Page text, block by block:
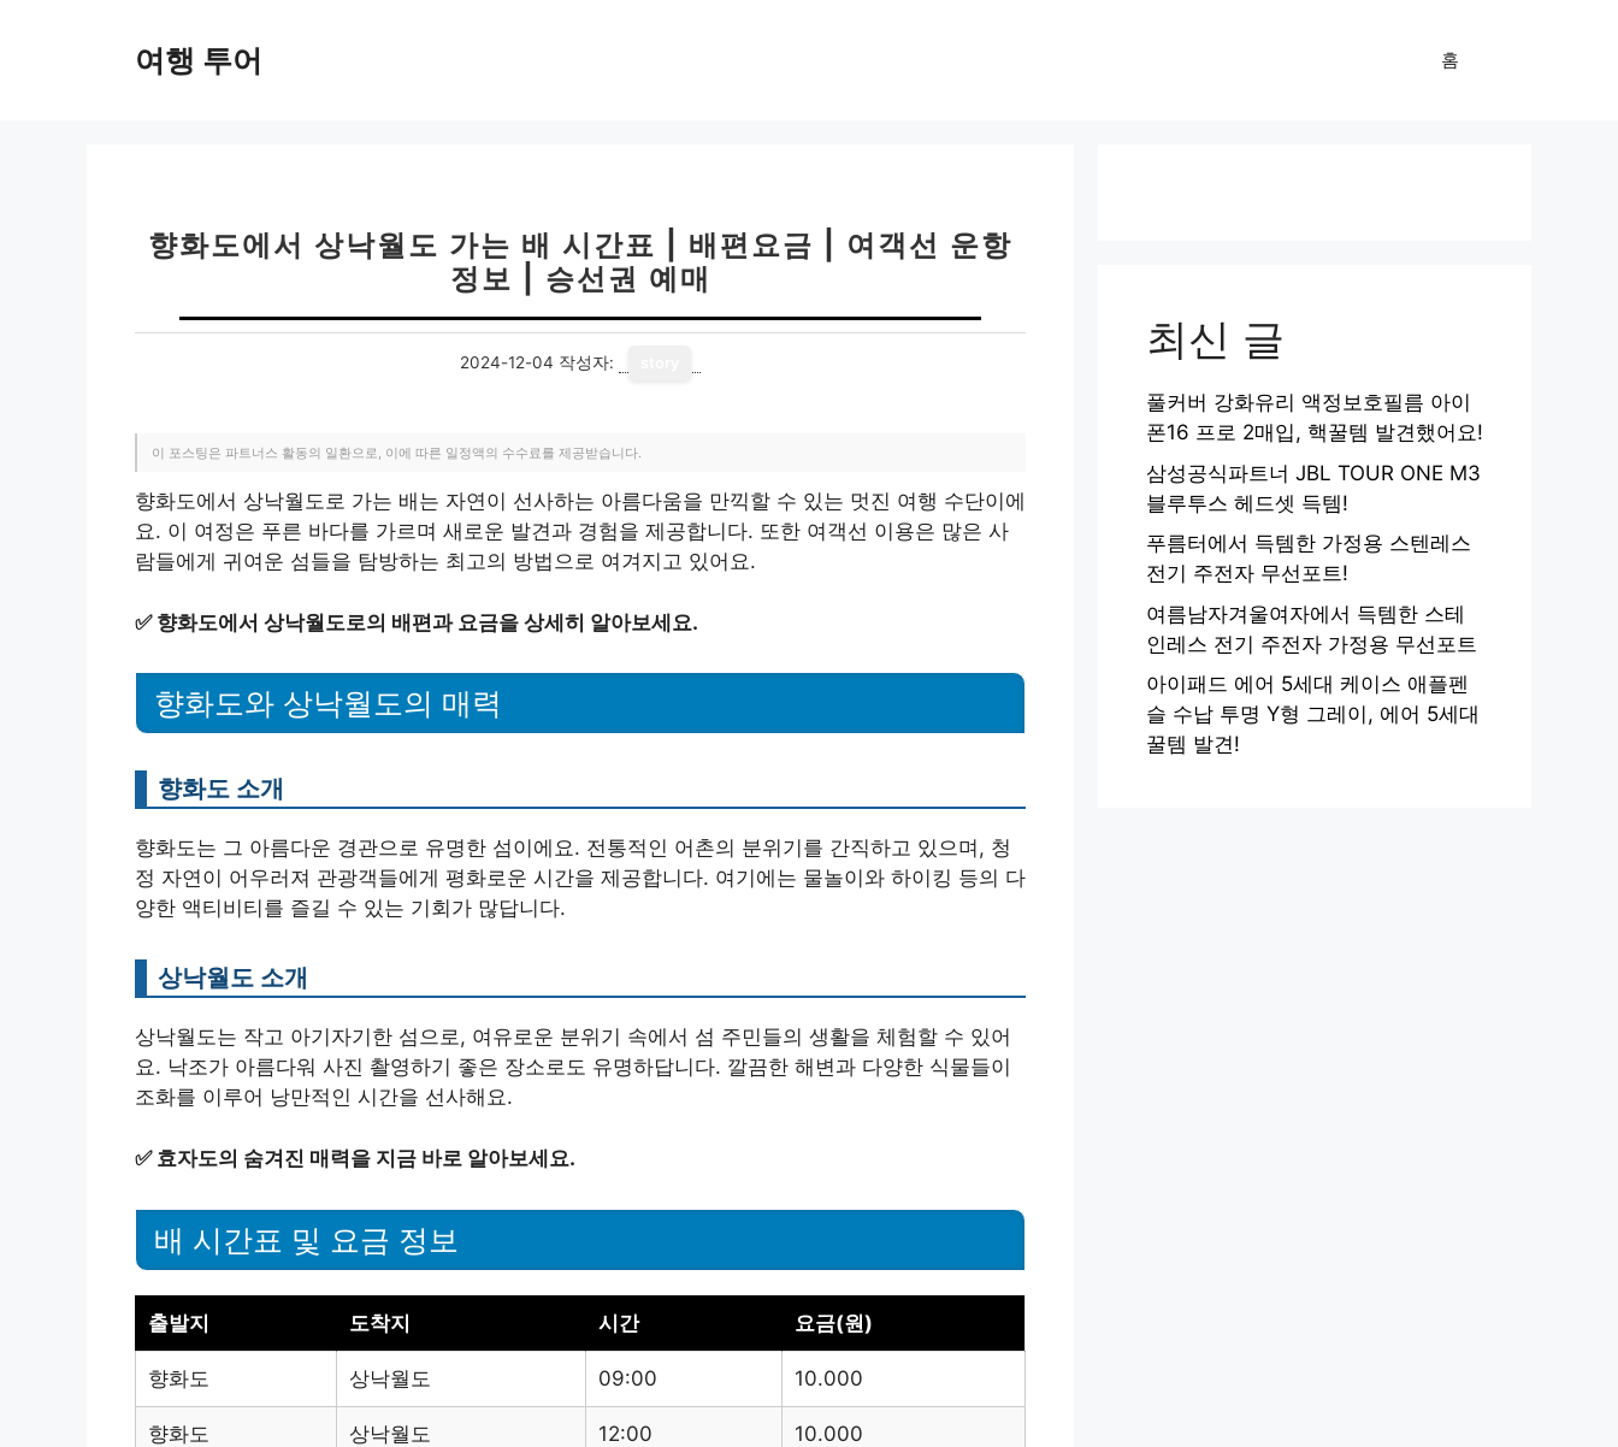
여행 투어 홈
향화도에서 상낙월도 가는 배 시간표 | 배편요금 | 여객선 운항
정보 | 승선권 예매
2024-12-04 작성자:
이 포스팅은 파트너스 활동의 일환으로, 이에 따른 일정액의 수수료를 제공받습니다.
향화도에서 상낙월도로 가는 배는 자연이 선사하는 아름다움을 만끽할 수 있는 멋진 여행 수단이에
요. 이 여정은 푸른 바다를 가르며 새로운 발견과 경험을 제공합니다. 또한 여객선 이용은 많은 사
람들에게 귀여운 섬들을 탐방하는 최고의 방법으로 여겨지고 있어요.
✅ 향화도에서 상낙월도로의 배편과 요금을 상세히 알아보세요.
향화도와 상낙월도의 매력
향화도 소개
향화도는 그 아름다운 경관으로 유명한 섬이에요. 전통적인 어촌의 분위기를 간직하고 있으며, 청
정 자연이 어우러져 관광객들에게 평화로운 시간을 제공합니다. 여기에는 물놀이와 하이킹 등의 다
양한 액티비티를 즐길 수 있는 기회가 많답니다.
상낙월도 소개
상낙월도는 작고 아기자기한 섬으로, 여유로운 분위기 속에서 섬 주민들의 생활을 체험할 수 있어
요. 낙조가 아름다워 사진 촬영하기 좋은 장소로도 유명하답니다. 깔끔한 해변과 다양한 식물들이
조화를 이루어 낭만적인 시간을 선사해요.
✅ 효자도의 숨겨진 매력을 지금 바로 알아보세요.
배 시간표 및 요금 정보
출발지 도착지 시간 요금(원)
향화도 상낙월도 09:00 10.000
향화도 상낙월도 12:00 10.000
최신 글
풀커버 강화유리 액정보호필름 아이
폰16 프로 2매입, 핵꿀템 발견했어요!
삼성공식파트너 JBL TOUR ONE M3
블루투스 헤드셋 득템!
푸름터에서 득템한 가정용 스텐레스
전기 주전자 무선포트!
여름남자겨울여자에서 득템한 스테
인레스 전기 주전자 가정용 무선포트
아이패드 에어 5세대 케이스 애플펜
슬 수납 투명 Y형 그레이, 에어 5세대
꿀템 발견!